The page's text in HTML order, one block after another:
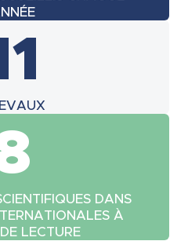
DANS
À
LECTURE